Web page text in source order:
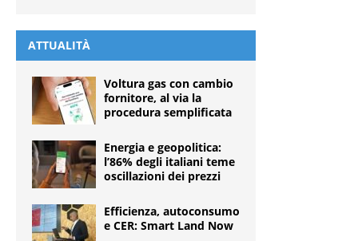
ATTUALITÀ
Voltura gas con cambio
fornitore, al via la
procedura semplificata
Energia e geopolitica:
l’86% degli italiani teme
oscillazioni dei prezzi
Efficienza, autoconsumo
e CER: Smart Land Now